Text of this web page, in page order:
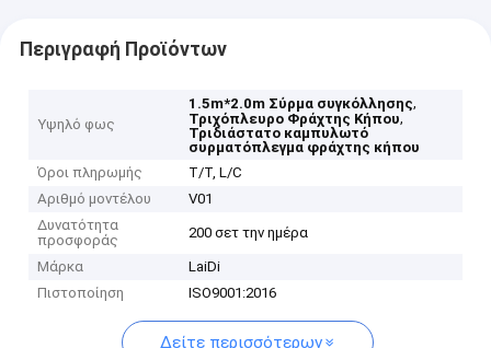
Περιγραφή Προϊόντων
Υψηλό φως
1.5m*2.0m Σύρμα συγκόλλησης,
Τριχόπλευρο Φράχτης Κήπου,
Τριδιάστατο καμπυλωτό
συρματόπλεγμα φράχτης κήπου
Όροι πληρωμής
T/T, L/C
Αριθμό μοντέλου
V01
Δυνατότητα
προσφοράς
200 σετ την ημέρα
Μάρκα
LaiDi
Πιστοποίηση
ISO9001:2016
Δείτε περισσότερων